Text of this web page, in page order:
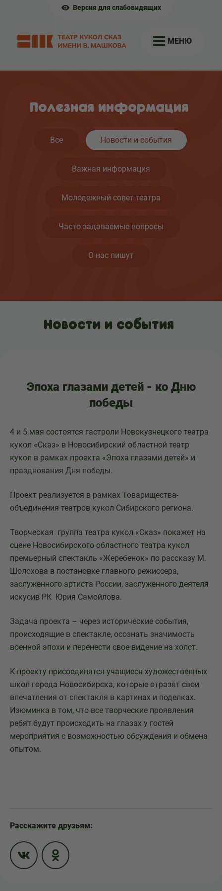
Версия для слабовидящих
МЕНЮ
Полезная информация
Все Новости и события
Важная информация
Молодежный совет театра
Часто задаваемые вопросы
О нас пишут
Новости и события
Эпоха глазами детей - ко Дню
победы
4 и 5 мая состоятся гастроли Новокузнецкого театра
кукол «Сказ» в Новосибирский областной театр
кукол в рамках проекта «Эпоха глазами детей» и
празднования Дня победы.
Проект реализуется в рамках Товарищества-
объединения театров кукол Сибирского региона.
Творческая группа театра кукол «Сказ» покажет на
сцене Новосибирского областного театра кукол
премьерный спектакль «Жеребенок» по рассказу М.
Шолохова в постановке главного режиссера,
заслуженного артиста России, заслуженного деятеля
искусив РК Юрия Самойлова.
Задача проекта – через исторические события,
происходящие в спектакле, осознать значимость
военной эпохи и перенести свое видение на холст.
К проекту присоединятся учащиеся художественных
школ города Новосибирска, которые отразят свои
впечатления от спектакля в картинах и поделках.
Изюминка в том, что все творческие проявления
ребят будут происходить на глазах у гостей
мероприятия с возможностью обсуждения и обмена
опытом.
Расскажите друзьям: